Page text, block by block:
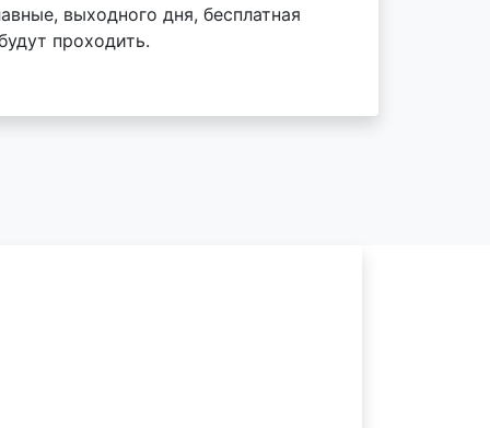
выходного дня, бесплатная
проходить.